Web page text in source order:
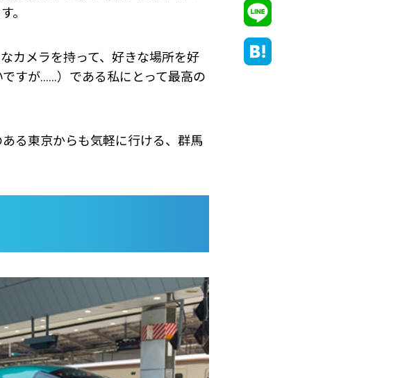
。
カメラを持って、好きな場所を好
すが……）である私にとって最高の
る東京からも気軽に行ける、群馬